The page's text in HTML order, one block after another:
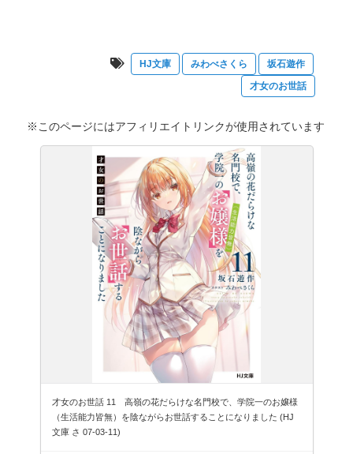
HJ文庫 みわべさくら
坂石遊作
才女のお世話
※このページにはアフィリエイトリンクが使用されています
才女のお世話 11 高嶺の花だらけな名門校で、学院一のお嬢様
（生活能力皆無）を陰ながらお世話することになりました (HJ
文庫 さ 07-03-11)